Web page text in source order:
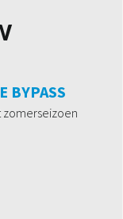
BYPASS
zomerseizoen